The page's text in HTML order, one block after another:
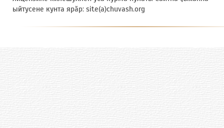
начали строить город-спутник
Чебоксар, позднее названный
Новочебоксарском.
ыйтусене кунта ярӑр: site(a)chuvash.org